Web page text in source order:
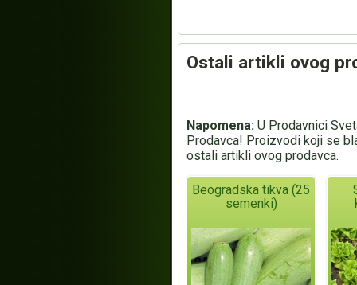
Ostali artikli ovog
Napomena: U Prodavnici
Prodavca! Proizvodi koji se
ostali artikli ovog prodavca.
Beogradska tikva (25
semenki)